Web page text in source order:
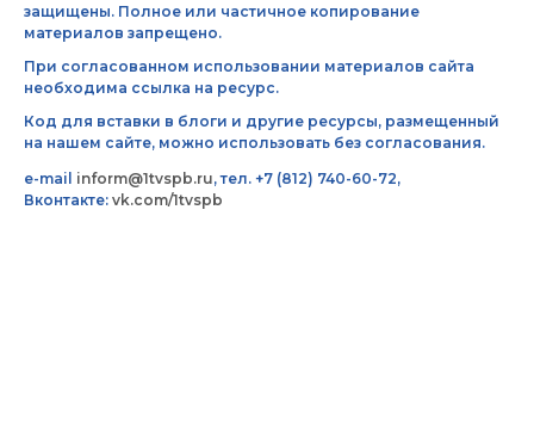
защищены. Полное или частичное копирование
материалов запрещено.
При согласованном использовании материалов сайта
необходима ссылка на ресурс.
Код для вставки в блоги и другие ресурсы, размещенный
на нашем сайте, можно использовать без согласования.
e-mail inform@1tvspb.ru, тел. +7 (812) 740-60-72,
Вконтакте: vk.com/1tvspb